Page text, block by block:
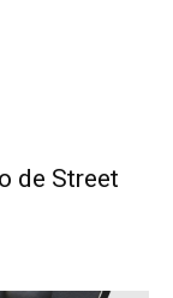
de Street